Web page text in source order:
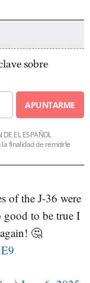
sobre
APUNTARME
EL ESPAÑOL
la finalidad de remitirle
of the J-36 were
good to be true I
🤔